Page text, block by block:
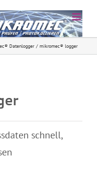
Datenlogger mikromec® logger
schnell,